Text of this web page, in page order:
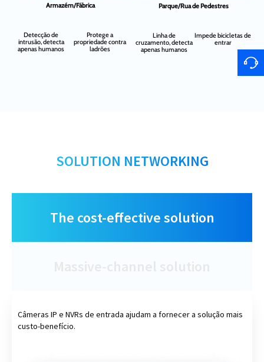
Armazém/Fábrica
Detecção de
intrusão, detecta
apenas humanos
Protege a
propriedade contra
ladrões
Parque/Rua de Pedestres
Linha de
cruzamento, detecta
apenas humanos
Impede bicicletas de
entrar
SOLUTION NETWORKING
The cost-effective solution
Câmeras IP e NVRs de entrada ajudam a fornecer a solução mais
custo-benefício.